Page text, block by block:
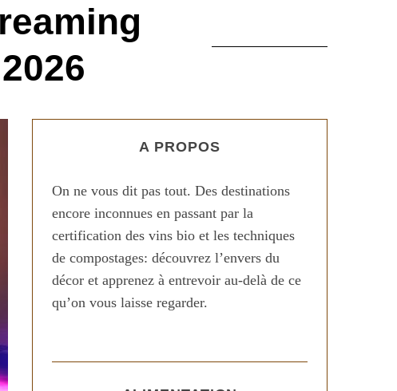
A PROPOS
On ne vous dit pas tout. Des destinations
encore inconnues en passant par la
certification des vins bio et les techniques
de compostages: découvrez l’envers du
décor et apprenez à entrevoir au-delà de ce
qu’on vous laisse regarder.